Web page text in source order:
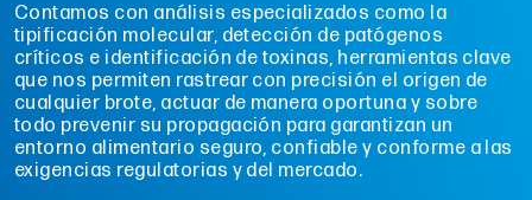
Contamos con análisis especializados como la
tipificación molecular, detección de patógenos
críticos e identificación de toxinas, herramientas clave
que nos permiten rastrear con precisión el origen de
cualquier brote, actuar de manera oportuna y sobre
todo prevenir su propagación para garantizan un
entorno alimentario seguro, confiable y conforme a las
exigencias regulatorias y del mercado.